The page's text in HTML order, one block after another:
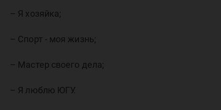
– Я хозяйка;
– Спорт - моя жизнь;
– Мастер своего дела;
– Я люблю ЮГУ.